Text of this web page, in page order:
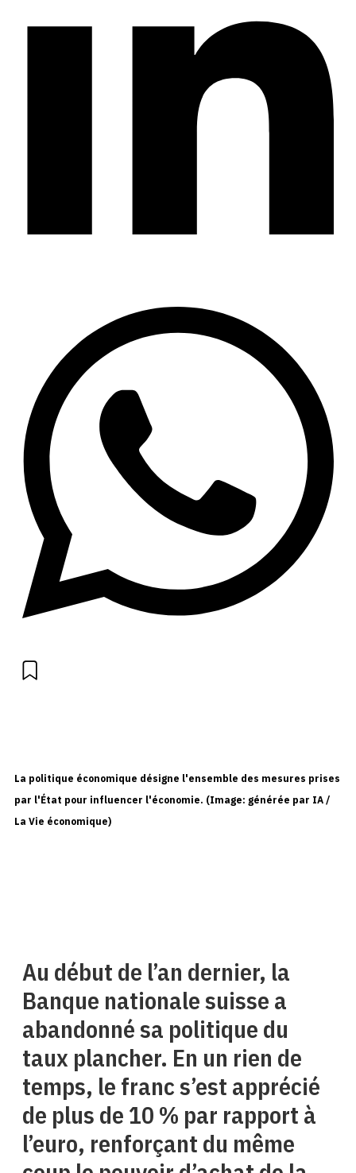
La politique économique désigne l'ensemble des mesures prises
par l'État pour influencer l'économie. (Image: générée par IA /
La Vie économique)
Au début de l’an dernier, la
Banque nationale suisse a
abandonné sa politique du
taux plancher. En un rien de
temps, le franc s’est apprécié
de plus de 10 % par rapport à
l’euro, renforçant du même